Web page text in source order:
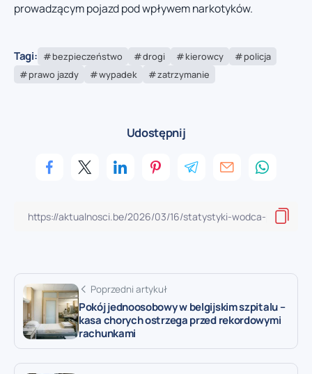
prowadzącym pojazd pod wpływem narkotyków.
Tagi: bezpieczeństwo drogi kierowcy
policja
prawo jazdy
wypadek zatrzymanie
Udostępnij
Poprzedni artykuł
Pokój jednoosobowy w belgijskim szpitalu –
kasa chorych ostrzega przed rekordowymi
rachunkami